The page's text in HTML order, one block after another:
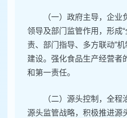
（一）政府主导，企
领导及部门监管作用，形成
责、部门指导、多方联动”
建设。强化食品生产经营者
和第一责任。
（二）源头控制，全
源头监管战略，积极推进源